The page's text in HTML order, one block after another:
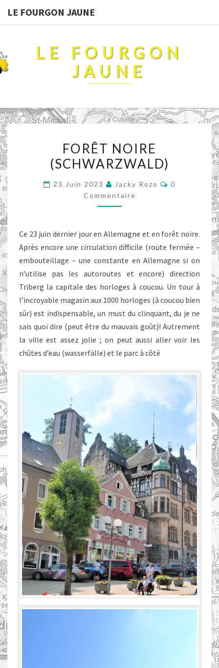
LE FOURGON JAUNE
LE FOURGON
JAUNE
NOIRE
(SCHWARZWALD)
FORÊT NOIRE
(SCHWARZWALD)
23 Juin 2023 Jacky Rozo
0
Commentaire
Ce 23 juin dernier jour en Allemagne et en forêt noire.
Après encore une circulation difficile (route fermée –
embouteillage – une constante en Allemagne si on
n’utilise pas les autoroutes et encore) direction
Triberg la capitale des horloges à coucou. Un tour à
l’incroyable magasin aux 1000 horloges (à coucou bien
sûr) est indispensable, un must du clinquant, du je ne
sais quoi dire (peut être du mauvais goût)! Autrement
la ville est assez jolie ; on peut aussi aller voir les
chûtes d’eau (wasserfälle) et le parc à côté